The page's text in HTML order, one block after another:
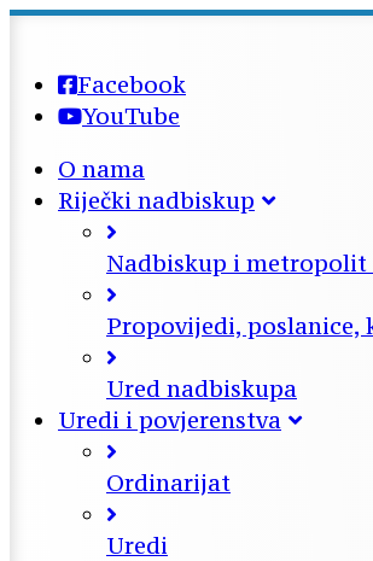
Facebook
YouTube
O nama
Riječki nadbiskup
Nadbiskup i metropolit
Propovijedi, poslanice,
Ured nadbiskupa
Uredi i povjerenstva
Ordinarijat
Uredi